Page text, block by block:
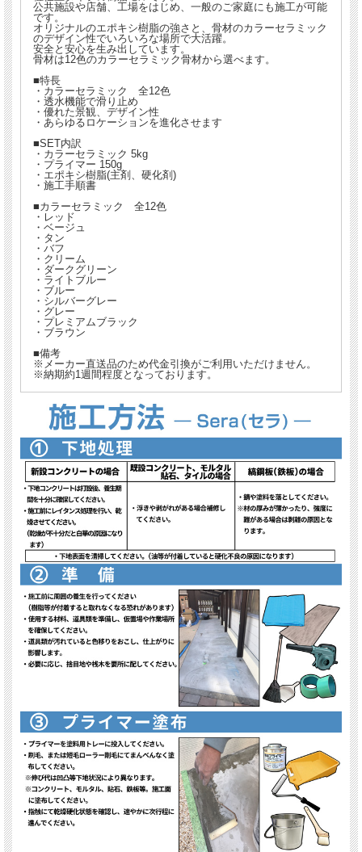
公共施設や店舗、工場をはじめ、一般のご家庭にも施工が可能
です。
オリジナルのエポキシ樹脂の強さと、骨材のカラーセラミック
のデザイン性でいろいろな場所で大活躍。
安全と安心を生み出しています。
骨材は12色のカラーセラミック骨材から選べます。
■特長
・カラーセラミック 全12色
・透水機能で滑り止め
・優れた景観、デザイン性
・あらゆるロケーションを進化させます
■SET内訳
・カラーセラミック 5kg
・プライマー 150g
・エポキシ樹脂(主剤、硬化剤)
・施工手順書
■カラーセラミック 全12色
・レッド
・ベージュ
・タン
・バフ
・クリーム
・ダークグリーン
・ライトブルー
・ブルー
・シルバーグレー
・グレー
・プレミアムブラック
・ブラウン
■備考
※メーカー直送品のため代金引換がご利用いただけません。
※納期約1週間程度となっております。